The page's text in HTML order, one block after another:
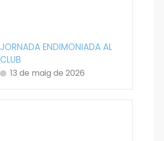
JORNADA ENDIMONIADA AL
CLUB
13 de maig de 2026